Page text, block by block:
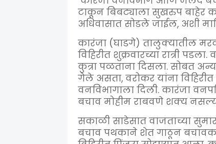
टाकून बिबट्याला सुखरुप बाहेर
अधिवासात सोडले जाईल, अशी
कारंजा (घाडगे) तालुक्यातील
विहिरीत शुक्रवारच्या रात्री
कुत्रा पळताना दिसला. सोबत
गेले असता, वरोकर यांना
वनविभागाला दिली. कारंजा
बचाव मोहीम राबवणे शक्य
सकाळी साडेसात वाजताच्या
बचाव पथकाने शेत गाठून